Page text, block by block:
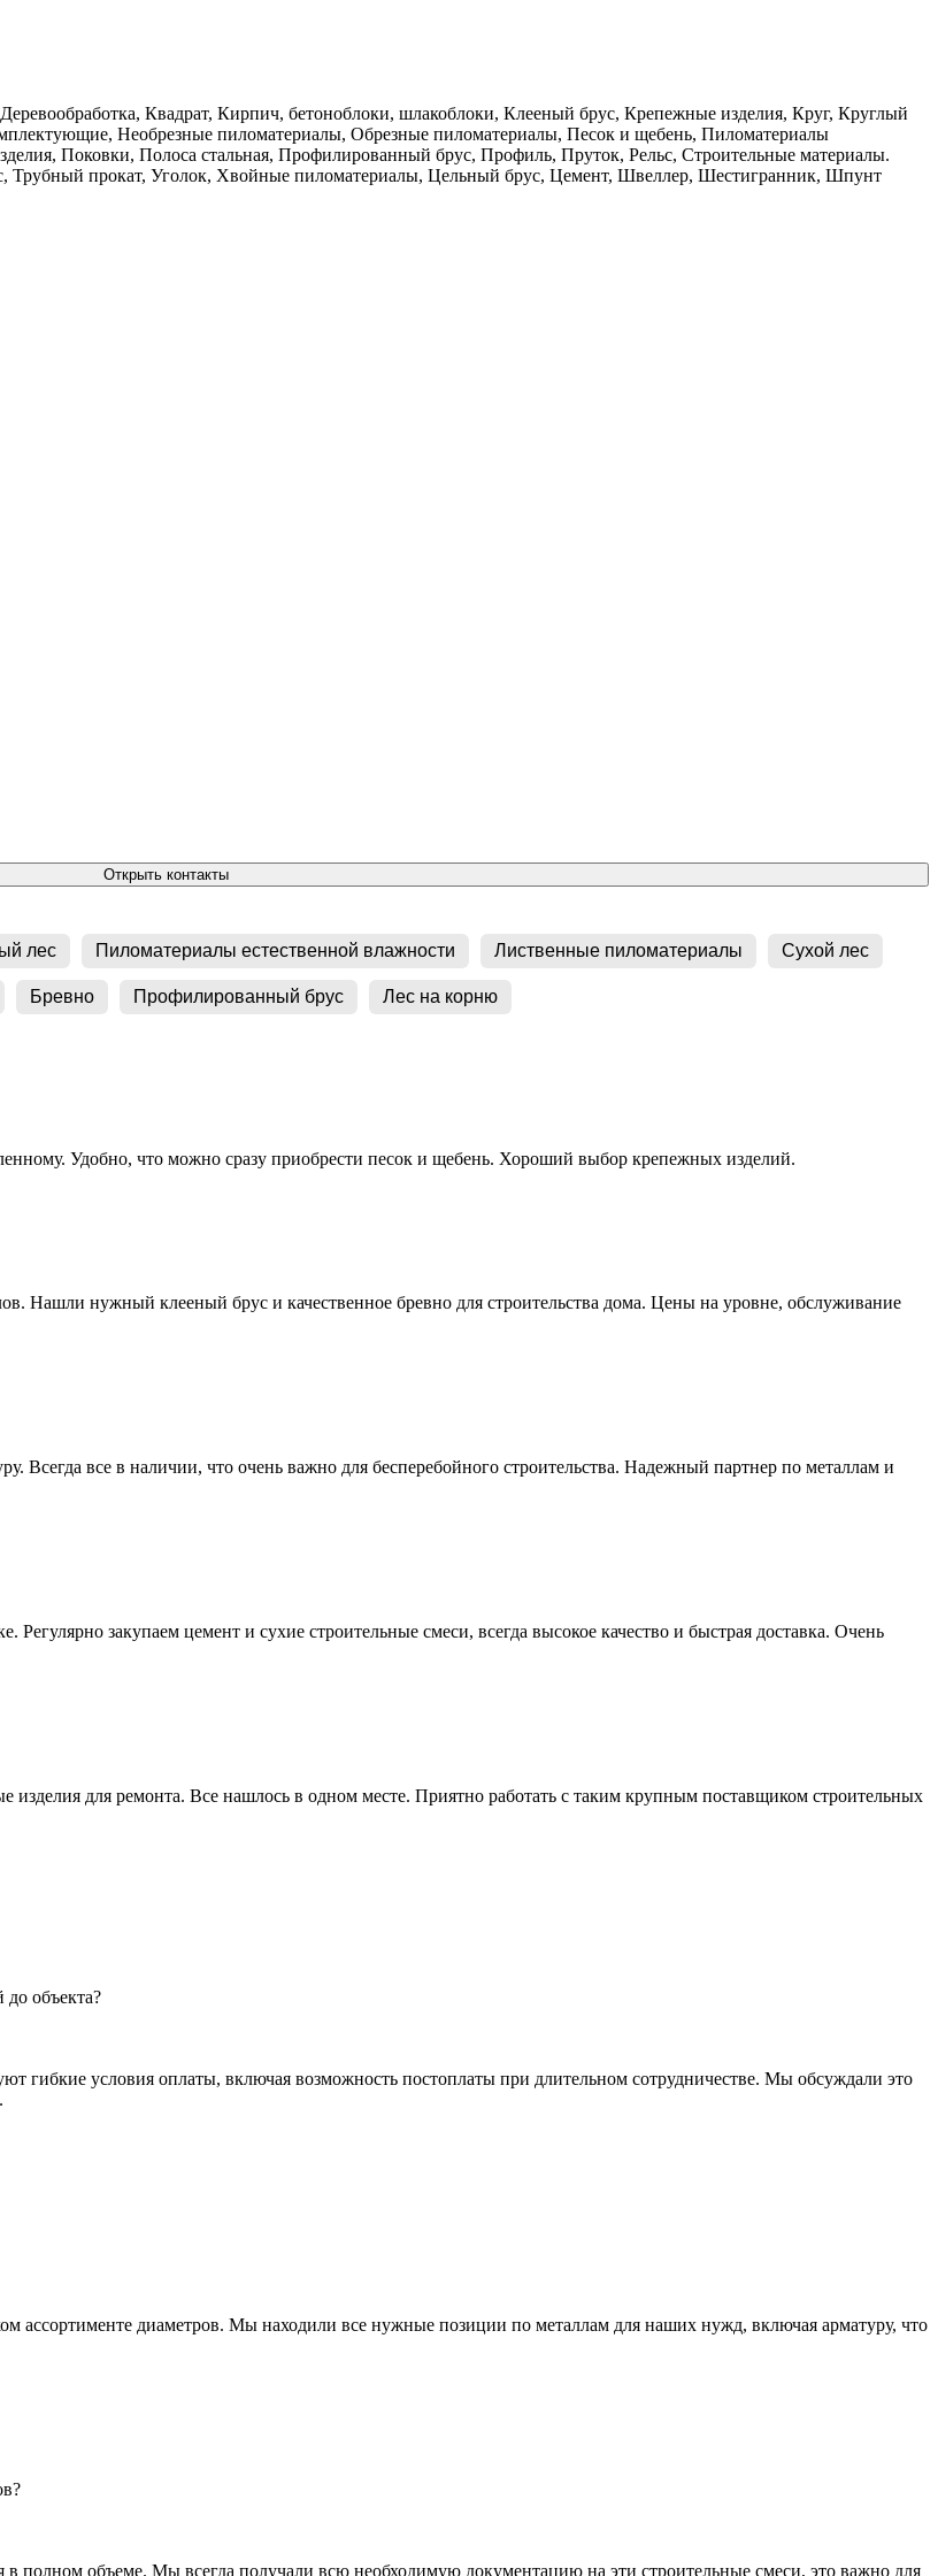
Квадрат, Кирпич, бетоноблоки, шлакоблоки, Клееный брус, Крепежные изделия, Круг, Круглый
Необрезные пиломатериалы, Обрезные пиломатериалы, Песок и щебень, Пиломатериалы
Поковки, Полоса стальная, Профилированный брус, Профиль, Пруток, Рельс, Строительные материалы.
Трубный прокат, Уголок, Хвойные пиломатериалы, Цельный брус, Цемент, Швеллер, Шестигранник, Шпунт
Открыть контакты
лес Пиломатериалы естественной влажности Лиственные пиломатериалы Сухой лес
Бревно Профилированный брус Лес на корню
Удобно, что можно сразу приобрести песок и щебень. Хороший выбор крепежных изделий.
Нашли нужный клееный брус и качественное бревно для строительства дома. Цены на уровне, обслуживание
Всегда все в наличии, что очень важно для бесперебойного строительства. Надежный партнер по металлам и
закупаем цемент и сухие строительные смеси, всегда высокое качество и быстрая доставка. Очень
для ремонта. Все нашлось в одном месте. Приятно работать с таким крупным поставщиком строительных
объекта?
гибкие условия оплаты, включая возможность постоплаты при длительном сотрудничестве. Мы обсуждали это
ассортименте диаметров. Мы находили все нужные позиции по металлам для наших нужд, включая арматуру, что
в полном объеме. Мы всегда получали всю необходимую документацию на эти строительные смеси, это важно для